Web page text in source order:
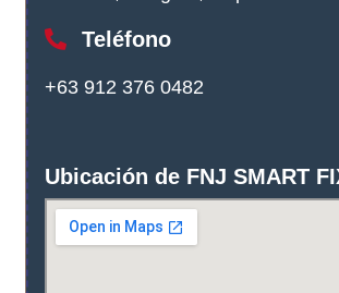
Teléfono
+63 912 376 0482
Ubicación de FNJ SMART